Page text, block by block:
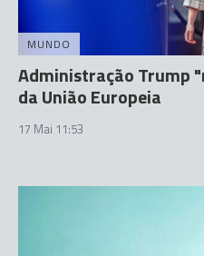
MUNDO
Administração Trump
da União Europeia
17 Mai 11:53